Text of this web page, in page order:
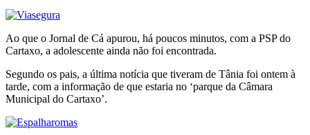
Ao que o Jornal de Cá apurou, há poucos minutos, com a PSP do
Cartaxo, a adolescente ainda não foi encontrada.
Segundo os pais, a última notícia que tiveram de Tânia foi ontem à
tarde, com a informação de que estaria no ‘parque da Câmara
Municipal do Cartaxo’.